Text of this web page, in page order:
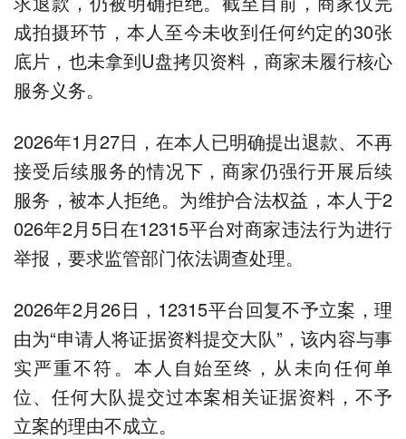
成拍摄环节，本人至今未收到任何约定的30张
底片，也未拿到U盘拷贝资料，商家未履行核心
服务义务。
2026年1月27日，在本人已明确提出退款、不再
接受后续服务的情况下，商家仍强行开展后续
服务，被本人拒绝。为维护合法权益，本人于2
026年2月5日在12315平台对商家违法行为进行
举报，要求监管部门依法调查处理。
2026年2月26日，12315平台回复不予立案，理
由为“申请人将证据资料提交大队”，该内容与事
实严重不符。本人自始至终，从未向任何单
位、任何大队提交过本案相关证据资料，不予
立案的理由不成立。